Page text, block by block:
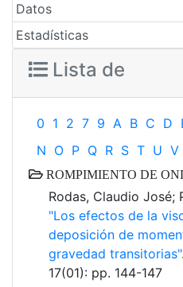
Datos
Estadísticas
Lista de
0 1 2 7 9 A B C D
N O P Q R S T U V
ROMPIMIENTO DE
Rodas, Claudio José;
"Los efectos de la
deposición de
gravedad transitorias"
17(01): pp. 144-147